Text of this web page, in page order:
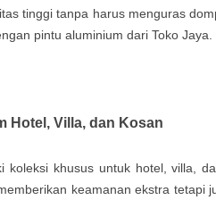
tinggi tanpa harus menguras
pintu aluminium dari Toko Jaya.
Hotel, Villa, dan Kosan
koleksi khusus untuk hotel, villa,
keamanan ekstra tetapi